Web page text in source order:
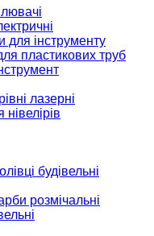
для інструменту
пластикових труб
лазерні
будівельні
розмічальні